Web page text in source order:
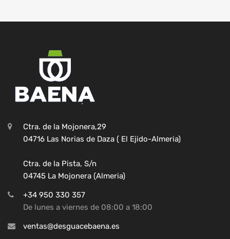
Ctra. de la Mojonera,29
04716 Las Norias de Daza ( El Ejido-Almeria)
Ctra. de la Pista, S/n
04745 La Mojonera (Almeria)
+34 950 330 357
De lunes a viernes de 08:00 a 18:00
ventas@desguacebaena.es